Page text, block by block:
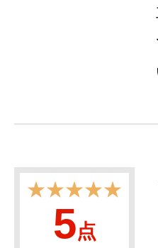
★★★★★
5点